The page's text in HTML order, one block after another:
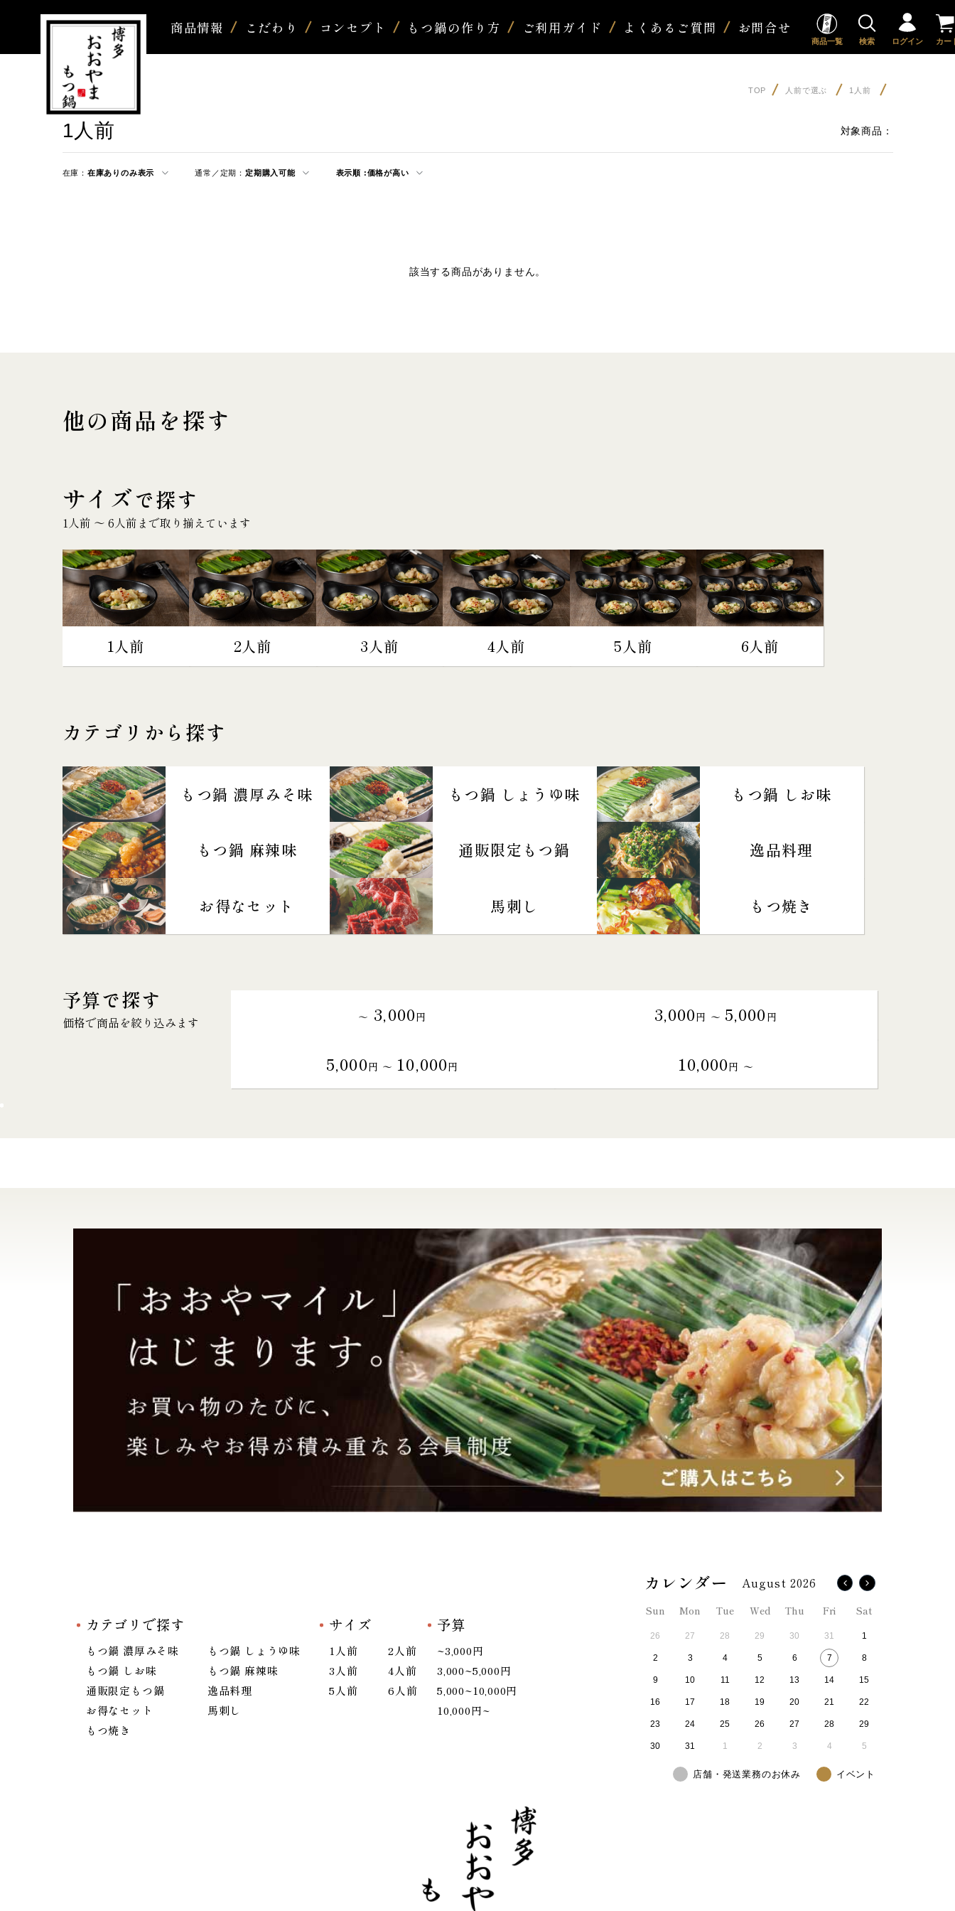
商品情報 こだわり コンセプト もつ鍋の作り方 ご利用ガイド よくあるご質問 お問合せ
商品一覧 検索 ログイン カー
TOP 人前で選ぶ 1人前
1人前 対象商品：
在庫： 在庫ありのみ表示 通常／定期： 定期購入可能 表示順 :価格が高い
該当する商品がありません。
他の商品を探す
サイズで探す
1人前 〜 6人前まで取り揃えています
1人前 2人前 3人前 4人前 5人前 6人前
カテゴリから探す
もつ鍋 濃厚みそ味 もつ鍋 しょうゆ味 もつ鍋 しお味
もつ鍋 麻辣味 通販限定もつ鍋 逸品料理
お得なセット 馬刺し もつ焼き
予算で探す
価格で商品を絞り込みます ～ 3,000円 3,000円 〜 5,000円
5,000円 〜 10,000円 10,000円 〜
カテゴリで探す
もつ鍋 濃厚みそ味
もつ鍋 しょうゆ味
もつ鍋 しお味
もつ鍋 麻辣味
通販限定もつ鍋
逸品料理
お得なセット
馬刺し
もつ焼き
サイズ
1人前
2人前
3人前
4人前
5人前
6人前
予算
~3,000円
3,000~5,000円
5,000~10,000円
10,000円~
August 2026
Sun Mon Tue Wed Thu Fri Sat
26 27 28 29 30 31 1
2 3 4 5 6 7 8
9 10 11 12 13 14 15
16 17 18 19 20 21 22
23 24 25 26 27 28 29
30 31 1 2 3 4 5
店舗・発送業務のお休み イベント